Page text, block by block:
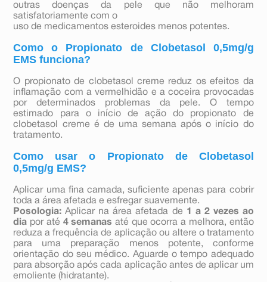
outras doenças da pele que não melhoram
satisfatoriamente com o
uso de medicamentos esteroides menos potentes.
Como o Propionato de Clobetasol 0,5mg/g
EMS funciona?
O propionato de clobetasol creme reduz os efeitos da
inflamação com a vermelhidão e a coceira provocadas
por determinados problemas da pele. O tempo
estimado para o início de ação do propionato de
clobetasol creme é de uma semana após o início do
tratamento.
Como usar o Propionato de Clobetasol
0,5mg/g EMS?
Aplicar uma fina camada, suficiente apenas para cobrir
toda a área afetada e esfregar suavemente.
Posologia: Aplicar na área afetada de 1 a 2 vezes ao
dia por até 4 semanas até que ocorra a melhora, então
reduza a frequência de aplicação ou altere o tratamento
para uma preparação menos potente, conforme
orientação do seu médico. Aguarde o tempo adequado
para absorção após cada aplicação antes de aplicar um
emoliente (hidratante).